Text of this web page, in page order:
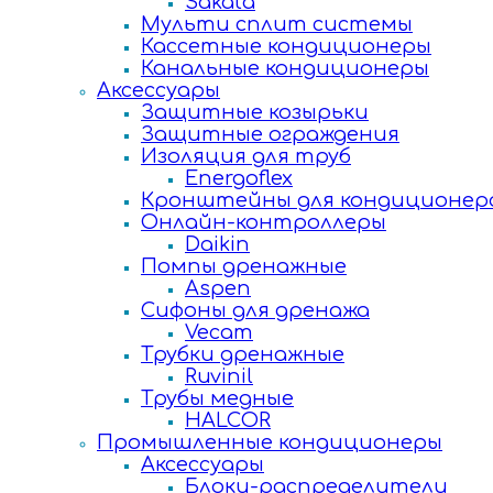
Мульти сплит системы
Кассетные кондиционеры
Канальные кондиционеры
Аксессуары
Защитные козырьки
Защитные ограждения
Изоляция для труб
Energoflex
Кронштейны для
Онлайн-контроллеры
Daikin
Помпы дренажные
Aspen
Сифоны для дренажа
Vecam
Трубки дренажные
Ruvinil
Трубы медные
HALCOR
Промышленные кондиционеры
Аксессуары
Блоки-распределители